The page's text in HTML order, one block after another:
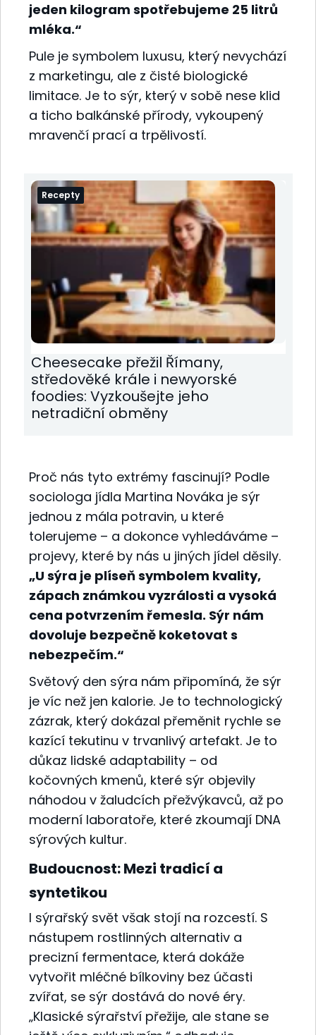
jeden kilogram spotřebujeme 25 litrů
mléka.“
Pule je symbolem luxusu, který nevychází
z marketingu, ale z čisté biologické
limitace. Je to sýr, který v sobě nese klid
a ticho balkánské přírody, vykoupený
mravenčí prací a trpělivostí.
Recepty
Cheesecake přežil Římany,
středověké krále i newyorské
foodies: Vyzkoušejte jeho
netradiční obměny
Proč nás tyto extrémy fascinují? Podle
sociologa jídla Martina Nováka je sýr
jednou z mála potravin, u které
tolerujeme – a dokonce vyhledáváme –
projevy, které by nás u jiných jídel děsily.
„U sýra je plíseň symbolem kvality,
zápach známkou vyzrálosti a vysoká
cena potvrzením řemesla. Sýr nám
dovoluje bezpečně koketovat s
nebezpečím.“
Světový den sýra nám připomíná, že sýr
je víc než jen kalorie. Je to technologický
zázrak, který dokázal přeměnit rychle se
kazící tekutinu v trvanlivý artefakt. Je to
důkaz lidské adaptability – od
kočovných kmenů, které sýr objevily
náhodou v žaludcích přežvýkavců, až po
moderní laboratoře, které zkoumají DNA
sýrových kultur.
Budoucnost: Mezi tradicí a
syntetikou
I sýrařský svět však stojí na rozcestí. S
nástupem rostlinných alternativ a
precizní fermentace, která dokáže
vytvořit mléčné bílkoviny bez účasti
zvířat, se sýr dostává do nové éry.
„Klasické sýrařství přežije, ale stane se